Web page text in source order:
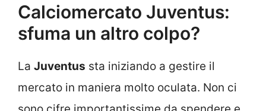
Calciomercato Juventus:
sfuma un altro colpo?
La Juventus sta iniziando a gestire il
mercato in maniera molto oculata. Non ci